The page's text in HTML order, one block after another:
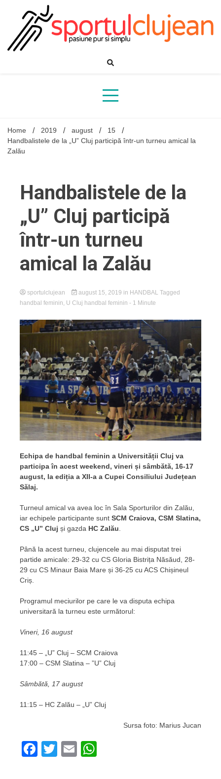
Home 2019 august
15
Handbalistele de la „U” Cluj participă într-un turneu amical la
Zalău
Handbalistele de la
„U” Cluj participă
într-un turneu
amical la Zalău
sportulclujean august 15, 2019 in HANDBAL Tagged
handbal feminin U Cluj handbal feminin - 1 Minute
Echipa de handbal feminin a Universității Cluj va
participa în acest weekend, vineri și sâmbătă, 16-17
august, la ediția a XII-a a Cupei Consiliului Județean
Sălaj.
Turneul amical va avea loc în Sala Sporturilor din Zalău,
iar echipele participante sunt SCM Craiova, CSM Slatina,
CS „U” Cluj și gazda HC Zalău
Până la acest turneu, clujencele au mai disputat trei
partide amicale: 29-32 cu CS Gloria Bistrița Năsăud, 28-
29 cu CS Minaur Baia Mare și 36-25 cu ACS Chișineul
Criș.
Programul meciurilor pe care le va disputa echipa
universitară la turneu este următorul:
Vineri, 16 august
11:45 – „U” Cluj – SCM Craiova
17:00 – CSM Slatina – ”U” Cluj
Sâmbătă, 17 august
11:15 – HC Zalău – „U” Cluj
Sursa foto: Marius Jucan
Facebook
TwitterEmail